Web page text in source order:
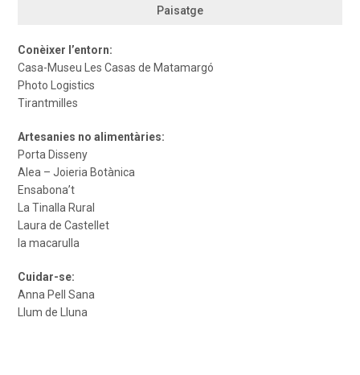
Paisatge
Conèixer l’entorn:
Casa-Museu Les Casas de Matamargó
Photo Logistics
Tirantmilles
Artesanies no alimentàries:
Porta Disseny
Alea – Joieria Botànica
Ensabona’t
La Tinalla Rural
Laura de Castellet
la macarulla
Cuidar-se:
Anna Pell Sana
Llum de Lluna